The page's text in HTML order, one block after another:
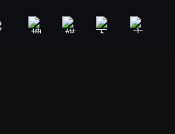
美食旅遊 新聞政論